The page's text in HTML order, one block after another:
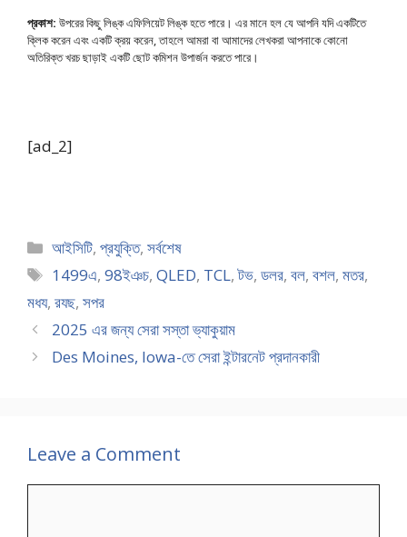
প্রকাশ: উপরের কিছু লিঙ্ক এফিলিয়েট লিঙ্ক হতে পারে। এর মানে হল যে আপনি যদি একটিতে
ক্লিক করেন এবং একটি ক্রয় করেন, তাহলে আমরা বা আমাদের লেখকরা আপনাকে কোনো
অতিরিক্ত খরচ ছাড়াই একটি ছোট কমিশন উপার্জন করতে পারে।
[ad_2]
Categories
আইসিটি,প্রযুক্তি,সর্বশেষ
Tags
1499এ,98ইঞচ,QLED, TCL,টভ,ডলর,বল,বশল,মতর,
মধয, রযছ, সপর
2025 এর জন্য সেরা সস্তা ভ্যাকুয়াম
Des Moines, Iowa-তে সেরা ইন্টারনেট প্রদানকারী
Leave a Comment